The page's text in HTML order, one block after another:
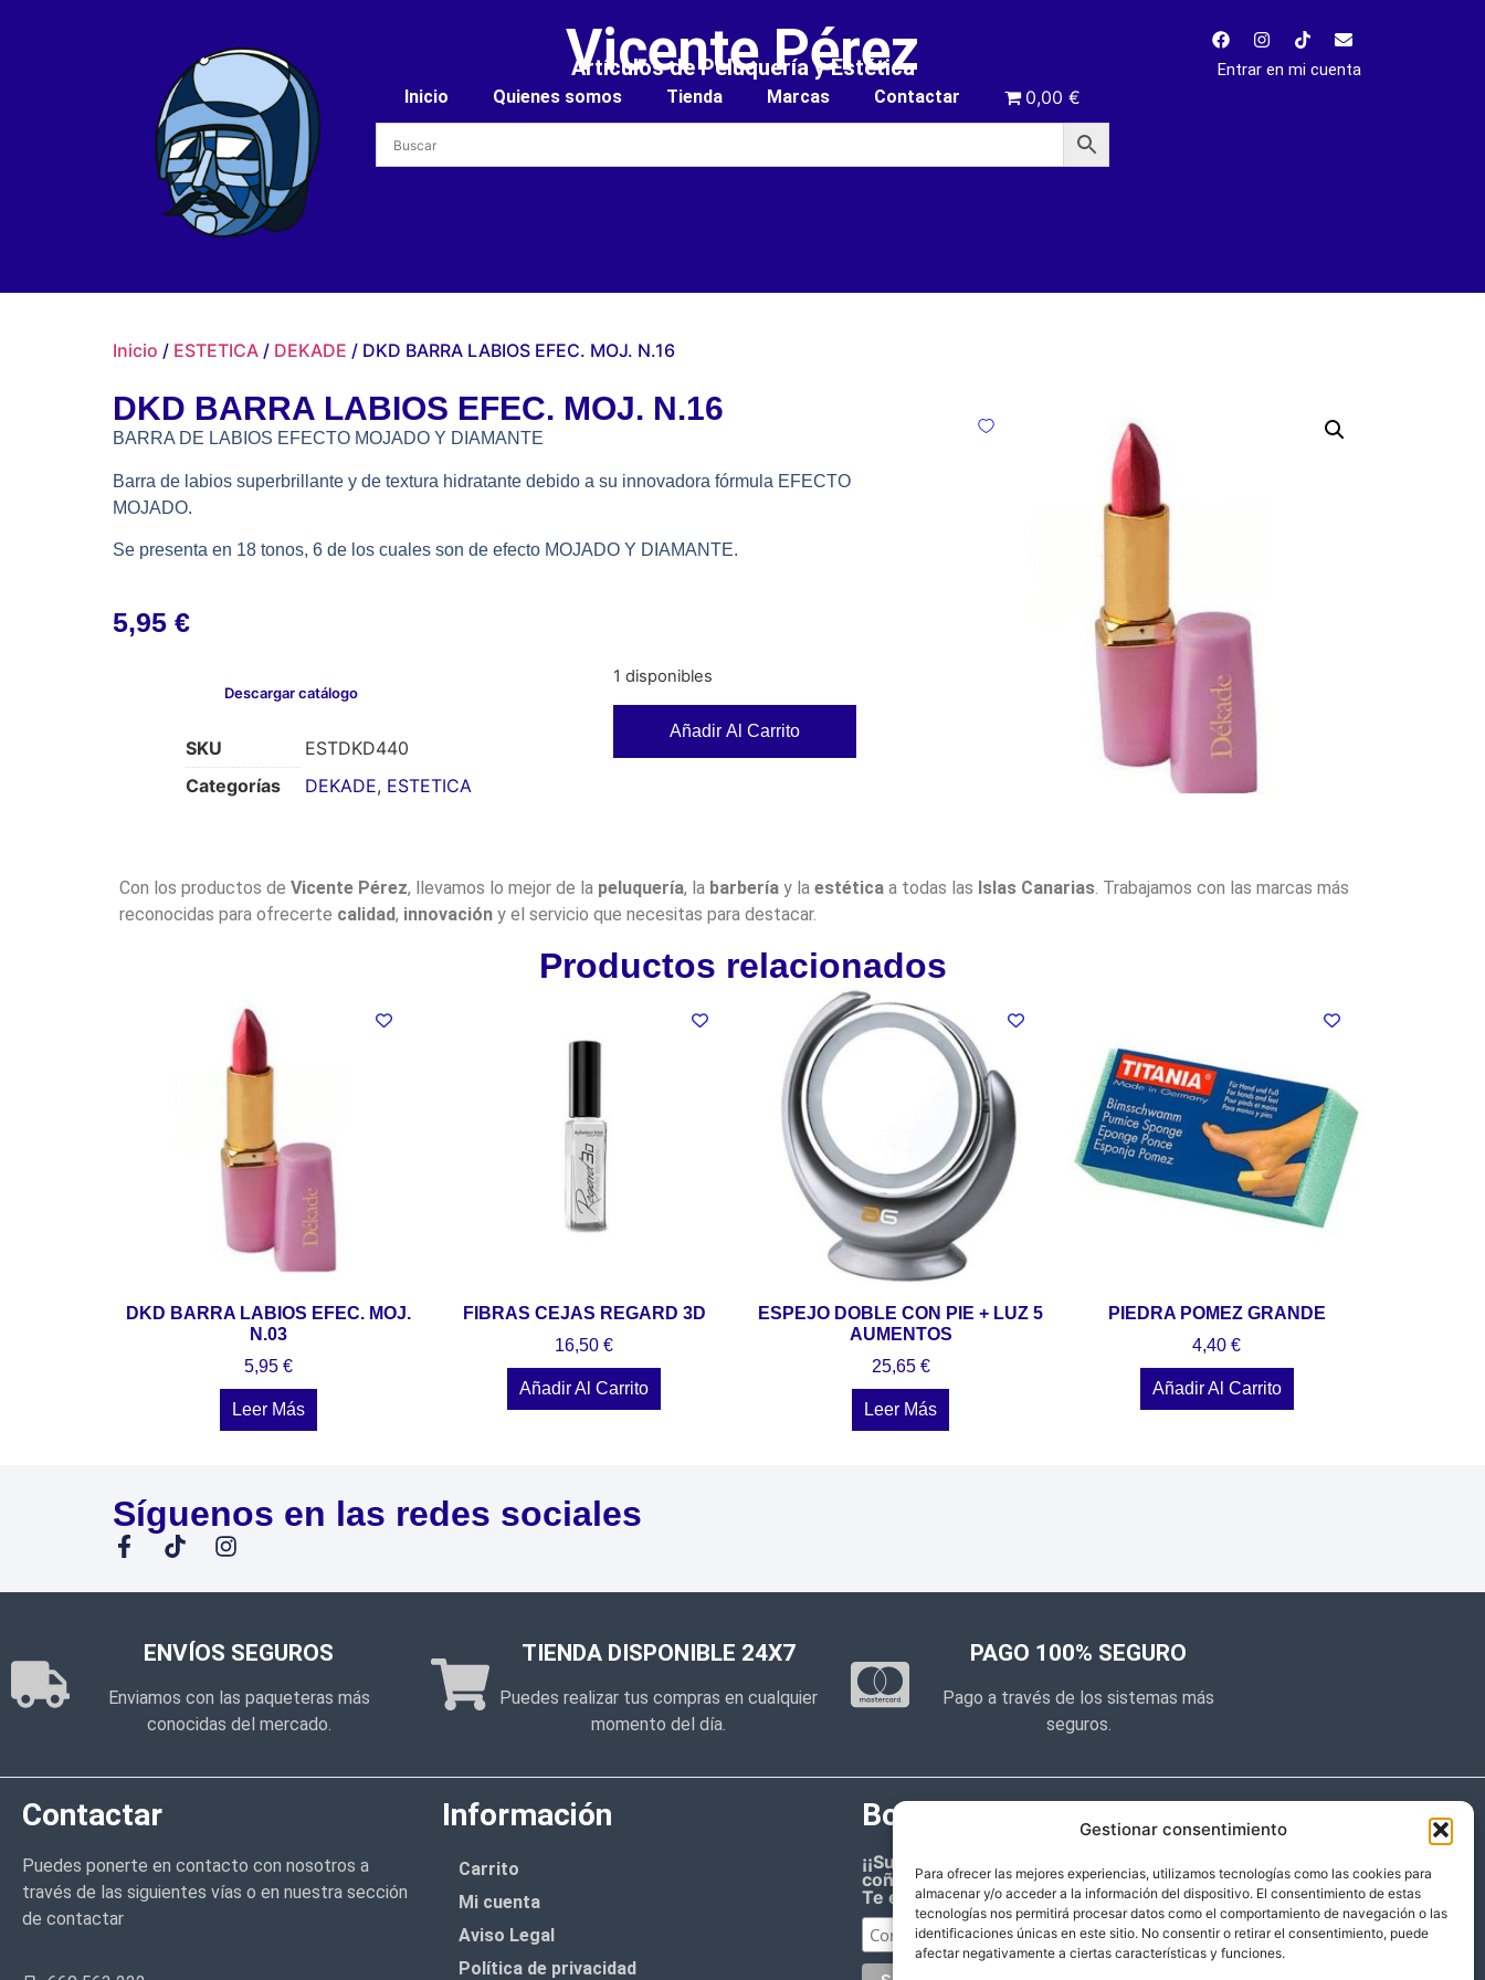
Gestionar consentimiento
Para ofrecer las mejores experiencias, utilizamos tecnologías como las cookies para
almacenar y/o acceder a la información del dispositivo. El consentimiento de estas
tecnologías nos permitirá procesar datos como el comportamiento de navegación o las
identificaciones únicas en este sitio. No consentir o retirar el consentimiento, puede
afectar negativamente a ciertas características y funciones.
Vicente Pérez
Artículos de Peluquería y Estética
Inicio Quienes somos Tienda Marcas Contactar 0,00 €
Entrar en mi cuenta
Inicio / ESTETICA / DEKADE / DKD BARRA LABIOS EFEC. MOJ. N.16
DKD BARRA LABIOS EFEC. MOJ. N.16
BARRA DE LABIOS EFECTO MOJADO Y DIAMANTE
Barra de labios superbrillante y de textura hidratante debido a su innovadora fórmula EFECTO
MOJADO.
Se presenta en 18 tonos, 6 de los cuales son de efecto MOJADO Y DIAMANTE.
5,95 €
Descargar catálogo
SKU
ESTDKD440
Categorías
DEKADE, ESTETICA
1 disponibles
Añadir Al Carrito
Con los productos de Vicente Pérez, llevamos lo mejor de la peluquería, la barberíay la estéticaa todas las Islas Canarias. Trabajamos con las marcas más
reconocidas para ofrecerte calidad, innovacióny el servicio que necesitas para destacar.
Productos relacionados
DKD BARRA LABIOS EFEC. MOJ.
N.03
5,95 €
Leer Más
FIBRAS CEJAS REGARD 3D
16,50€
Añadir Al Carrito
ESPEJO DOBLE CON PIE + LUZ 5
AUMENTOS
25,65 €
Leer Más
PIEDRA POMEZ GRANDE
4,40€
Añadir Al Carrito
Síguenos en las redes sociales
ENVÍOS SEGUROS
Enviamos con las paqueteras más
conocidas del mercado.
TIENDA DISPONIBLE 24X7
Puedes realizar tus compras en cualquier
momento del día.
PAGO 100% SEGURO
Pago a través de los sistemas más
seguros.
Contactar
Puedes ponerte en contacto con nosotros a
través de las siguientes vías o en nuestra sección
de contactar
Información
Carrito
Mi cuenta
Aviso Legal
Política de privacidad
Boletín de noticias
¡¡Suscríbete y prometemos no dar mucho el
coñazo.!!
Te enviaremos sólo cosas importantes.